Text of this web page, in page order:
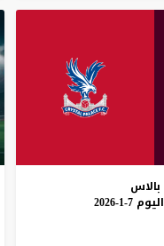
بالاس
اليوم 7-1-2026